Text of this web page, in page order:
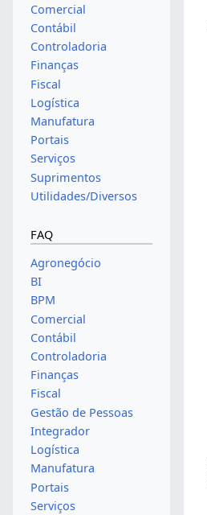
Comercial
Contábil
Controladoria
Finanças
Fiscal
Logística
Manufatura
Portais
Serviços
Suprimentos
Utilidades/Diversos
FAQ
Agronegócio
BI
BPM
Comercial
Contábil
Controladoria
Finanças
Fiscal
Gestão de Pessoas
Integrador
Logística
Manufatura
Portais
Serviços